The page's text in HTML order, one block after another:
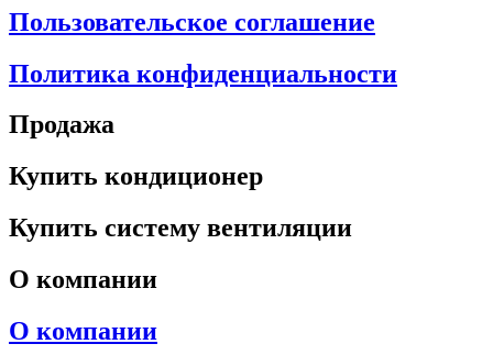
Пользовательское соглашение
Политика конфиденциальности
Продажа
Купить кондиционер
Купить систему вентиляции
О компании
О компании